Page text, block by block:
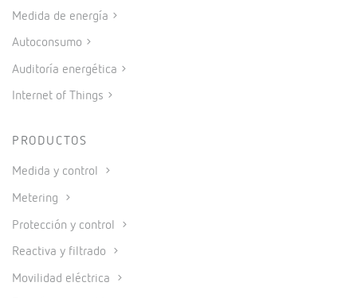
Medida de energía
Autoconsumo
Auditoría energética
Internet of Things
PRODUCTOS
Medida y control
Metering
Protección y control
Reactiva y filtrado
Movilidad eléctrica